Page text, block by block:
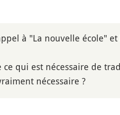
à "La nouvelle école"
qui est nécessaire de
nécessaire ?